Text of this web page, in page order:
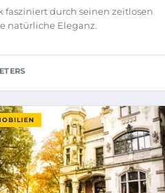
fasziniert durch seinen zeitlosen
natürliche Eleganz.